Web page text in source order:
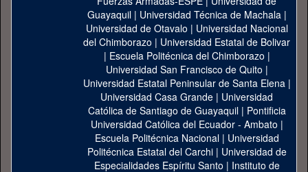
Guayaquil| Universidad Técnica de Machala|
Universidad de Otavalo | Universidad Nacional
del Chimborazo | Universidad Estatal de Bolivar
| Escuela Politécnica del Chimborazo |
Universidad San Francisco de Quito |
Universidad Estatal Peninsular de Santa Elena|
Universidad Casa Grande | Universidad
Católica de Santiago de Guayaquil| Pontificia
Universidad Católica del Ecuador - Ambato |
Escuela Politécnica Nacional| Universidad
Politécnica Estatal del Carchi| Universidad de
Especialidades Espíritu Santo | Instituto de